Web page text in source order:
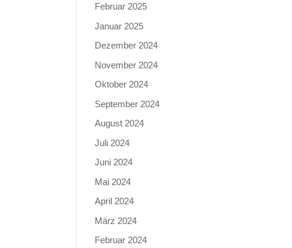
Februar 2025
Januar 2025
Dezember 2024
November 2024
Oktober 2024
September 2024
August 2024
Juli 2024
Juni 2024
Mai 2024
April 2024
März 2024
Februar 2024